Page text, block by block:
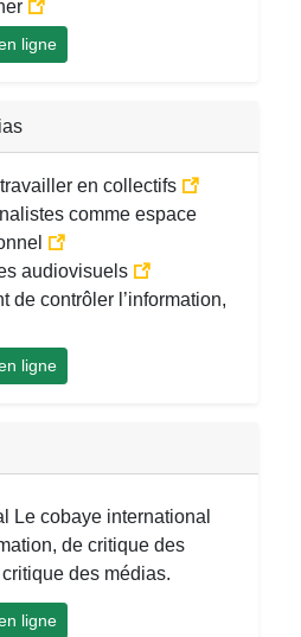
ligne
en collectifs
comme espace
audiovisuels
de contrôler l’information,
ligne
Le cobaye international
de critique des
des médias.
ligne